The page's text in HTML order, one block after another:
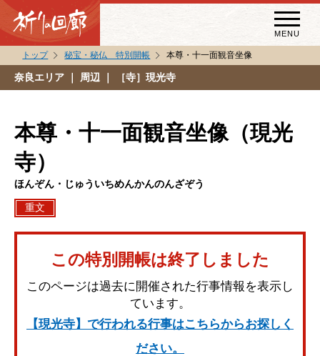
MENU
秘宝・秘仏特別開帳
祈りの回廊コラム
トップ 秘宝・秘仏 特別開帳 本尊・十一面観音坐像
奈良エリア ｜ 周辺 ｜ ［寺］現光寺
本尊・十一面観音坐像（現光
寺）
ほんぞん・じゅういちめんかんのんざぞう
重文
この特別開帳は終了しました
このページは過去に開催された行事情報を表示し
ています。
【現光寺】で行われる行事はこちらからお探しく
ださい。